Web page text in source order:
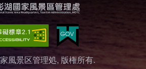
風景区管理処, 版権所有.